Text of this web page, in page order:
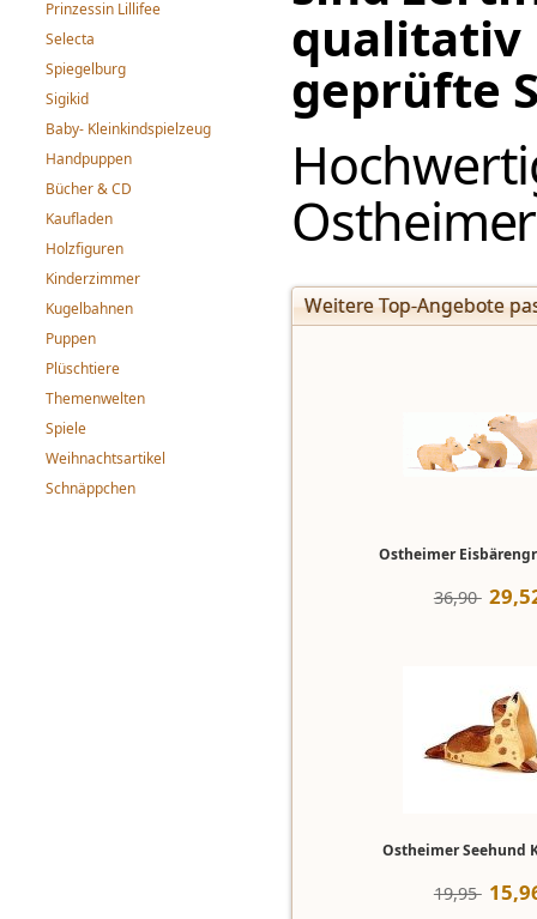
Prinzessin Lillifee
Selecta
Spiegelburg
Sigikid
Baby- Kleinkindspielzeug
Handpuppen
Bücher & CD
Kaufladen
Holzfiguren
Kinderzimmer
Kugelbahnen
Puppen
Plüschtiere
Themenwelten
Spiele
Weihnachtsartikel
Schnäppchen
qualitativ
geprüfte
Weitere Top-Angebote
Ostheimer
36,90  29,
Ostheimer Seehund
19,95  15,